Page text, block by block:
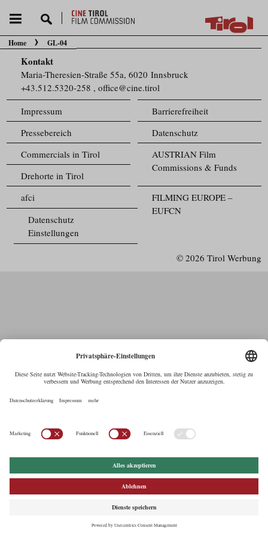
Sie befinden sich hier:
Home GL-04
Kontakt
Maria-Theresien-Straße 55a, 6020 Innsbruck
+43.512.5320-258 ,office@cine.tirol
Impressum
Barrierefreiheit
Pressebereich
Datenschutz
Commercials in Tirol
AUSTRIAN Film
Commissions & Funds
Drehorte in Tirol
FILMING EUROPE –
EUFCN
afci
Datenschutz
Einstellungen
© 2026 Tirol Werbung